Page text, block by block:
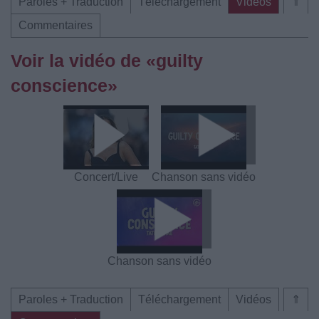
Commentaires
Voir la vidéo de «​guilty
conscience»
Concert/Live Chanson sans vidéo
Chanson sans vidéo
⇑
Paroles + Traduction Téléchargement
Vidéos